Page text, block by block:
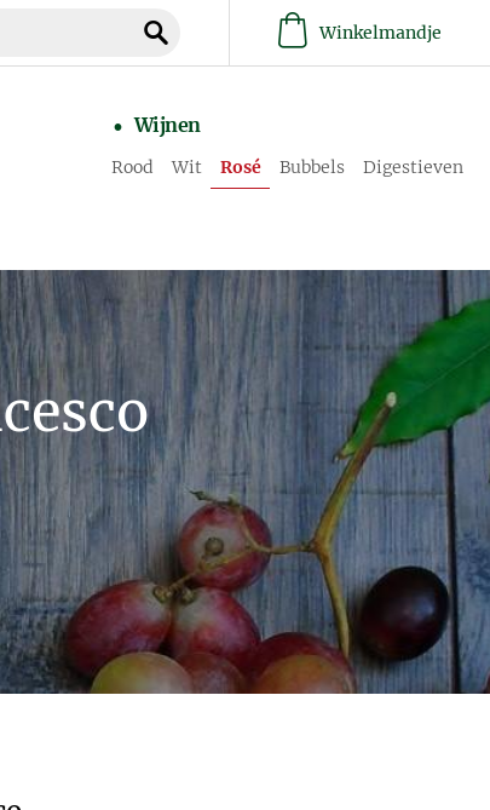
Winkelmandje
Wijnen
Rood Wit Rosé Bubbels Digestieven